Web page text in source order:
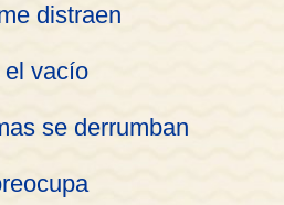
distraen
el vacío
se derrumban